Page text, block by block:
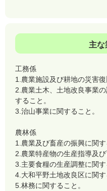
主な
工務係
1.農業施設及び耕地の災害復
2.農業土木、土地改良事業
すること。
3.治山事業に関すること。
農林係
1.農業及び畜産の振興に関す
2.農業特産物の生産指導及び
3.主要食糧の生産調整に関す
4.大和平野土地改良区に関す
5.林務に関すること。